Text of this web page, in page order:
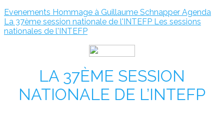
Evenements Hommage à Guillaume Schnapper Agenda
La 37ème session nationale de l'INTEFP Les sessions
nationales de l'INTEFP
LA 37ÈME SESSION
NATIONALE DE L’INTEFP